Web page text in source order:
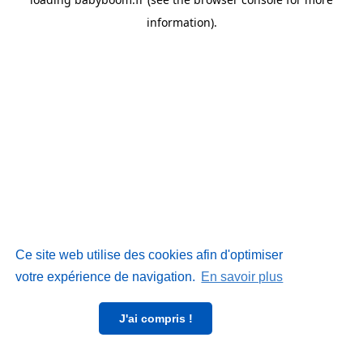
Ce site web utilise des cookies afin d'optimiser
votre expérience de navigation. En savoir plus
J'ai compris !
information).